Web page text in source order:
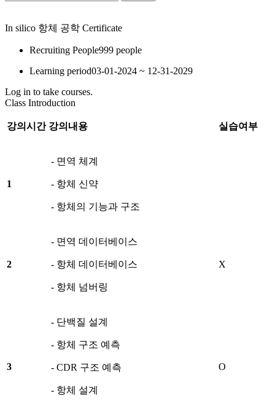
In silico 항체 공학 Certificate
Recruiting People999 people
Learning period03-01-2024 ~ 12-31-2029
Log in to take courses.
Class Introduction
강의시간 강의내용 실습여부
1
- 면역 체계
- 항체 신약
- 항체의 기능과 구조
2
- 면역 데이터베이스
- 항체 데이터베이스
- 항체 넘버링
X
3
- 단백질 설계
- 항체 구조 예측
- CDR 구조 예측
- 항체 설계
O